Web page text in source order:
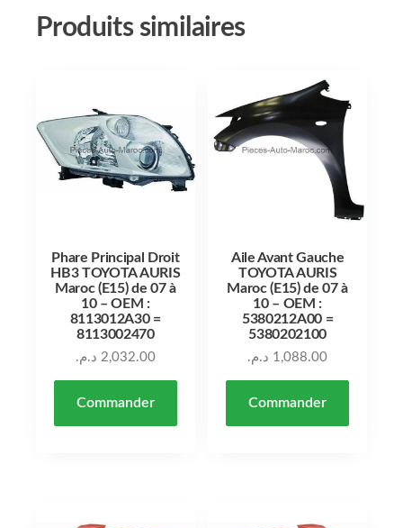
Produits similaires
Phare Principal Droit
HB3 TOYOTA AURIS
Maroc (E15) de 07 à
10 – OEM :
8113012A30 =
8113002470
2,032.00 د.م.
Commander
Aile Avant Gauche
TOYOTA AURIS
Maroc (E15) de 07 à
10 – OEM :
5380212A00 =
5380202100
1,088.00 د.م.
Commander